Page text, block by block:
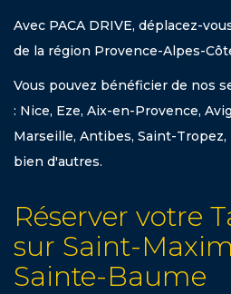
Avec PACA DRIVE, déplacez-
de la région Provence-Alpes-
Vous pouvez bénéficier de nos
: Nice, Eze, Aix-en-Provence,
Marseille, Antibes, Saint-
bien d'autres.
Réserver votre
sur Saint-
Sainte-Baume